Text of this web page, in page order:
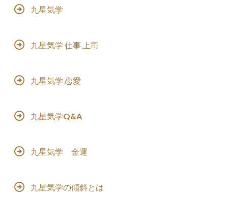
九星気学
九星気学 仕事 上司
九星気学 恋愛
九星気学Q&A
九星気学 金運
九星気学の傾斜とは